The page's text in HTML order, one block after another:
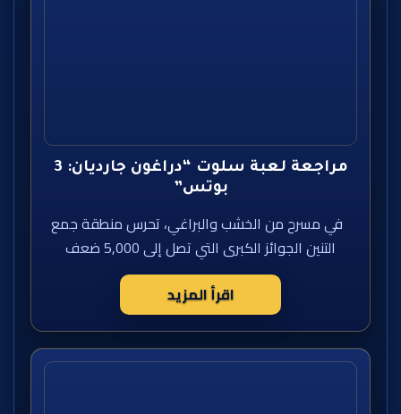
مراجعة لعبة سلوت “دراغون جارديان: 3
بوتس”
في مسرح من الخشب والبراغي، تحرس منطقة جمع
التنين الجوائز الكبرى التي تصل إلى 5,000 ضعف
اقرأ المزيد